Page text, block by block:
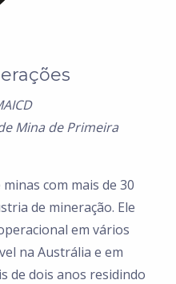
Mina de Primeira
com mais de 30
de mineração. Ele
em vários
na Austrália e em
de dois anos residindo